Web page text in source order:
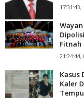
17:31:43,
Fitnah
21:24:44,
Kasus
Kaler